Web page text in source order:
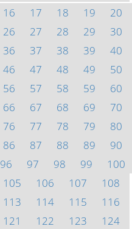
16 17 18 19
20
26 27 28 29
30
36 37 38 39
40
46 47 48 49
50
56 57 58 59
60
66 67 68 69
70
76 77 78 79
80
86 87 88 89
90
96 97 98 99
100
105 106 107
108
113 114 115
116
121 122 123
124